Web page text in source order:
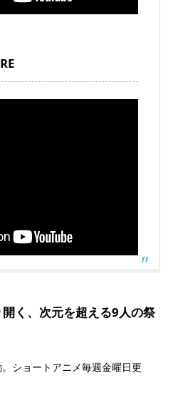
く、次元を超える9人の祭
ショートアニメ毎週金曜日更